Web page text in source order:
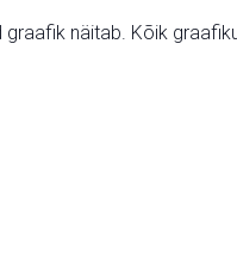
näitab. Kõik